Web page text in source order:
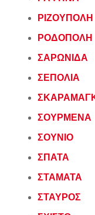
ΡΙΖΟΥΠΟΛΗ
ΡΟΔΟΠΟΛΗ
ΣΑΡΩΝΙΔΑ
ΣΕΠΟΛΙΑ
ΣΟΥΡΜΕΝΑ
ΣΟΥΝΙΟ
ΣΠΑΤΑ
ΣΤΑΜΑΤΑ
ΣΤΑΥΡΟΣ